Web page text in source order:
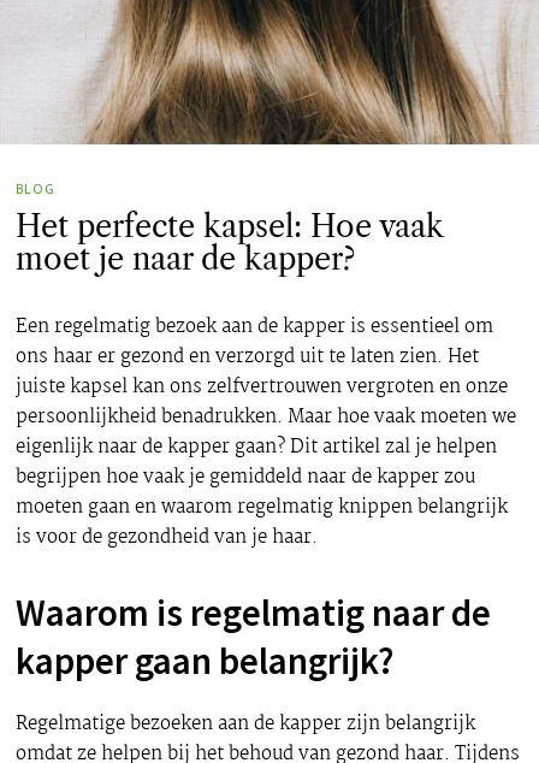
BLOG
Het perfecte kapsel: Hoe vaak
moet je naar de kapper?
Een regelmatig bezoek aan de kapper is essentieel om
ons haar er gezond en verzorgd uit te laten zien. Het
juiste kapsel kan ons zelfvertrouwen vergroten en onze
persoonlijkheid benadrukken. Maar hoe vaak moeten we
eigenlijk naar de kapper gaan? Dit artikel zal je helpen
begrijpen hoe vaak je gemiddeld naar de kapper zou
moeten gaan en waarom regelmatig knippen belangrijk
is voor de gezondheid van je haar.
Waarom is regelmatig naar de
kapper gaan belangrijk?
Regelmatige bezoeken aan de kapper zijn belangrijk
omdat ze helpen bij het behoud van gezond haar. Tijdens